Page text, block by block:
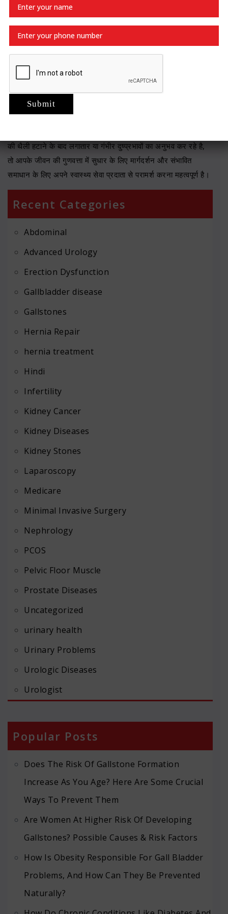
जानकारी हासिल करें। इसके अलावा इस सर्जरी को आप आरजी स्टोन
यूरोलॉजी एवं लेप्रोस्कोपी हॉस्पिटल से भी करवा सकते है।
निष्कर्ष :
लेकिन इसके कई संभावित दुष्प्रभाव होते है। ये दुष्प्रभाव व्यक्ति-दर-व्यक्ति
भिन्न हो सकते है, और कई व्यक्ति अपने पाचन तंत्र में परिवर्तनों को
की थैली हटाने के बाद लगातार या गंभीर दुष्प्रभावों का अनुभव कर रहे है,
तो आपके जीवन की गुणवत्ता में सुधार के लिए मार्गदर्शन और संभावित
समाधान के लिए अपने स्वास्थ्य सेवा प्रदाता से परामर्श करना महत्वपूर्ण है।
Recent Categories
Abdominal
Advanced Urology
Erection Dysfunction
Gallbladder disease
Gallstones
Hernia Repair
hernia treatment
Hindi
Infertility
Kidney Cancer
Kidney Diseases
Kidney Stones
Laparoscopy
Medicare
Minimal Invasive Surgery
Nephrology
PCOS
Pelvic Floor Muscle
Prostate Diseases
Uncategorized
urinary health
Urinary Problems
Urologic Diseases
Urologist
Popular Posts
Does The Risk Of Gallstone Formation
Increase As You Age? Here Are Some Crucial
Ways To Prevent Them
Are Women At Higher Risk Of Developing
Gallstones? Possible Causes & Risk Factors
How Is Obesity Responsible For Gall Bladder
Problems, And How Can They Be Prevented
Naturally?